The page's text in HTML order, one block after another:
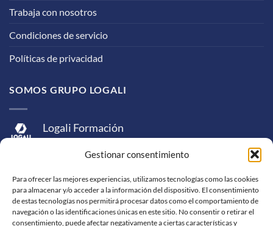
Gestionar consentimiento
Para ofrecer las mejores experiencias, utilizamos tecnologías como las cookies
para almacenar y/o acceder a la información del dispositivo. El consentimiento
de estas tecnologías nos permitirá procesar datos como el comportamiento de
navegación o las identificaciones únicas en este sitio. No consentir o retirar el
consentimiento, puede afectar negativamente a ciertas características y
Trabaja con nosotros
Condiciones de servicio
Políticas de privacidad
SOMOS GRUPO LOGALI
Logali Formación
Logali Consultoría
Logali Ingeniería